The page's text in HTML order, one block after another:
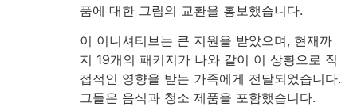
품에 대한 그림의 교환을 홍보했습니다.
이 이니셔티브는 큰 지원을 받았으며, 현재까
지 19개의 패키지가 나와 같이 이 상황으로 직
접적인 영향을 받는 가족에게 전달되었습니다.
그들은 음식과 청소 제품을 포함했습니다.